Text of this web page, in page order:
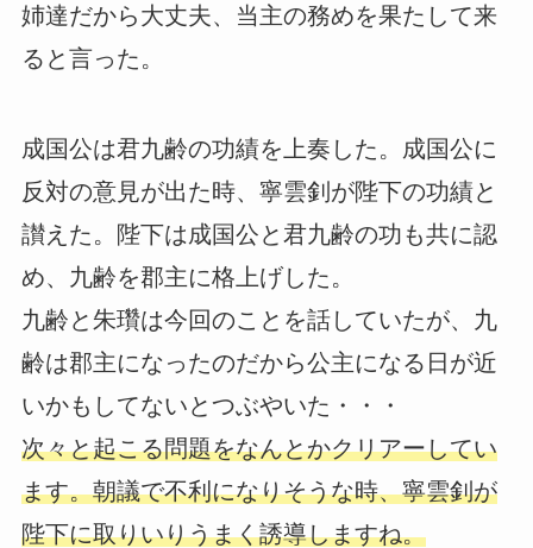
姉達だから大丈夫、当主の務めを果たして来
ると言った。
成国公は君九齢の功績を上奏した。成国公に
反対の意見が出た時、寧雲釗が陛下の功績と
讃えた。陛下は成国公と君九齢の功も共に認
め、九齢を郡主に格上げした。
九齢と朱瓚は今回のことを話していたが、九
齢は郡主になったのだから公主になる日が近
いかもしてないとつぶやいた・・・
次々と起こる問題をなんとかクリアーしてい
ます。朝議で不利になりそうな時、寧雲釗が
陛下に取りいりうまく誘導しますね。